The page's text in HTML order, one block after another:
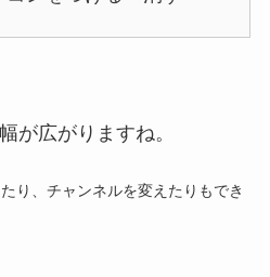
が広がりますね。
り、チャンネルを変えたりもでき